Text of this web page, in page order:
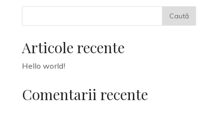
Articole recente
Hello world!
Comentarii recente